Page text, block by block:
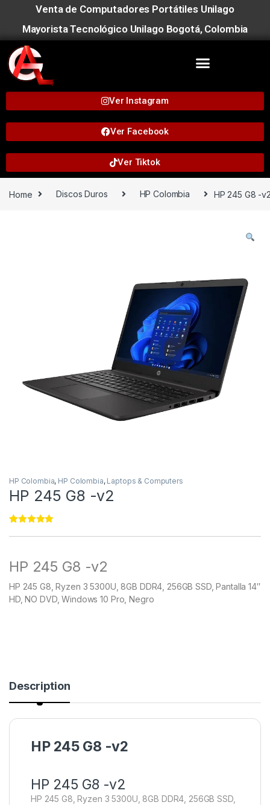
Venta de Computadores Portátiles Unilago
Mayorista Tecnológico Unilago Bogotá, Colombia
Ver Instagram
Ver Facebook
Ver Tiktok
Home Discos Duros HP Colombia HP 245 G8 -
HP Colombia, HP Colombia, Laptops & Computers
HP 245 G8 -v2
ratings
HP 245 G8 -v2
HP 245 G8, Ryzen 3 5300U, 8GB DDR4, 256GB SSD, Pantalla 14″
HD, NO DVD, Windows 10 Pro, Negro
Description
HP 245 G8 -v2
HP 245 G8 -v2
HP 245 G8, Ryzen 3 5300U, 8GB DDR4, 256GB SSD,